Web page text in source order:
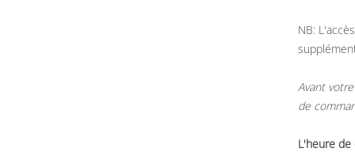
NB:
Avant
de
L'heure de